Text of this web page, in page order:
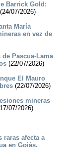
Barrick Gold:
(24/07/2026)
María
en vez de
Pascua-Lama
(22/07/2026)
El Mauro
(22/07/2026)
mineras
07/2026)
raras afecta a
en Goiás.